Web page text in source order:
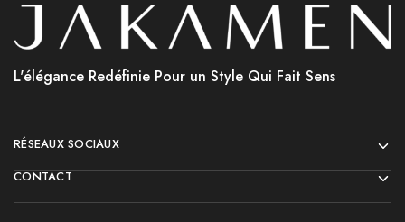
L'élégance Redéfinie Pour un Style Qui Fait Sens
RÉSEAUX SOCIAUX
CONTACT